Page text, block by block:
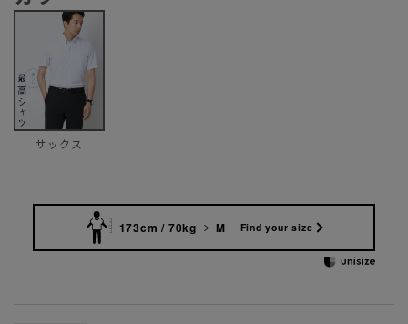
サックス
173cm / 70kg M Find your size